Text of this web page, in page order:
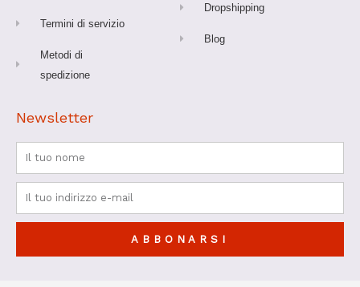
Termini di servizio
Metodi di
spedizione
Dropshipping
Blog
Newsletter
Nome
Email
ABBONARSI